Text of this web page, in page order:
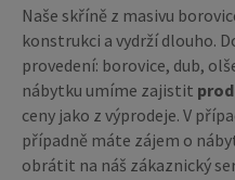
Naše skříně z masivu
konstrukci a vydrží dlouho.
provedení: borovice, dub,
nábytku umíme zajistit
ceny jako z výprodeje. V
případně máte zájem o
obrátit na náš zákaznický